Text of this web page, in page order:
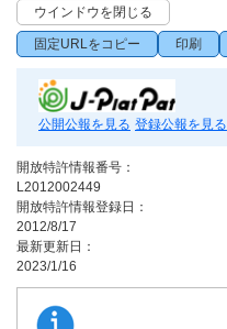
ウインドウを閉じる
固定URLをコピー 印刷
公開公報を見る 登録公報を見る
開放特許情報番号：
L2012002449
開放特許情報登録日：
2012/8/17
最新更新日：
2023/1/16